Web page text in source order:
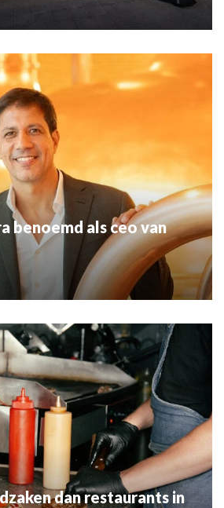
benoemd als ceo van
dan restaurants in